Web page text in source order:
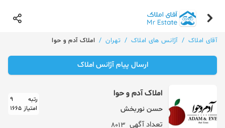
آقای املاک / آژانس های املاک / تهران / املاک آدم و حوا
ارسال پیام آژانس املاک
املاک آدم و حوا
حسن نوربخش
تعداد آگهی 8013
رتبه
9
امتیاز 1665